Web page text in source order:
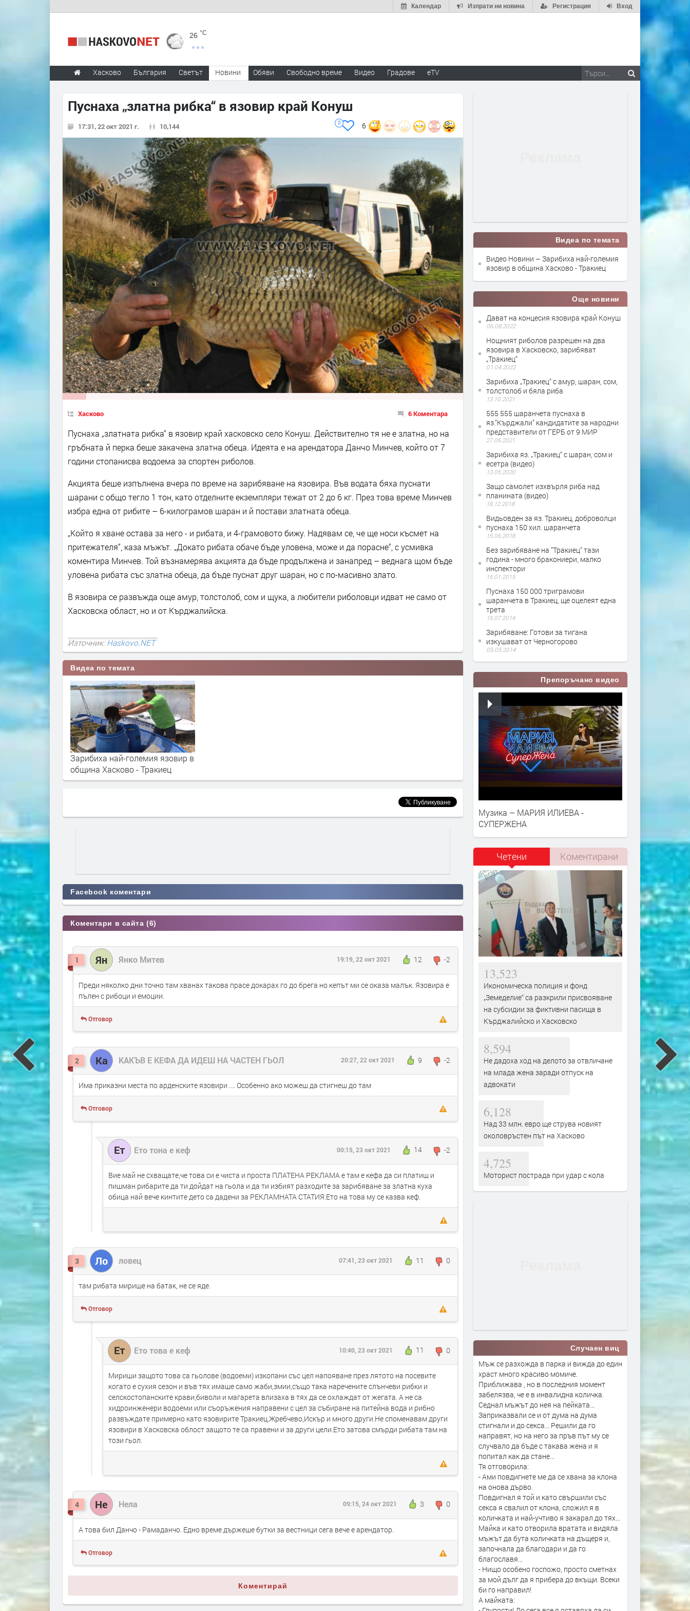
Вход
Регистрация
Изпрати ни новина
Календар
26 °C
Хасково България Светът Новини Обяви Свободно време Видео Градове eTV
Пуснаха „златна рибка“ в язовир край Конуш
17:31, 22 окт 2021 г. 10,144 6
0
Хасково 6 Коментара
Пуснаха „златната рибка“ в язовир край хасковско село Конуш. Действително тя не е златна, но на
гръбната й перка беше закачена златна обеца. Идеята е на арендатора Данчо Минчев, който от 7
години стопанисва водоема за спортен риболов.
Акцията беше изпълнена вчера по време на зарибяване на язовира. Във водата бяха пуснати
шарани с общо тегло 1 тон, като отделните екземпляри тежат от 2 до 6 кг. През това време Минчев
избра една от рибите – 6-килограмов шаран и й постави златната обеца.
„Който я хване остава за него - и рибата, и 4-грамовото бижу. Надявам се, че ще носи късмет на
притежателя“, каза мъжът. „Докато рибата обаче бъде уловена, може и да порасне“, с усмивка
коментира Минчев. Той възнамерява акцията да бъде продължена и занапред – веднага щом бъде
уловена рибата със златна обеца, да бъде пуснат друг шаран, но с по-масивно злато.
В язовира се развъжда още амур, толстолоб, сом и щука, а любители риболовци идват не само от
Хасковска област, но и от Кърджалийска.
Източник:Haskovo.NET
Видеа по темата
Зарибиха най-големия язовир в
община Хасково - Тракиец
Facebook коментари
Коментари в сайта (6)
1 Ян Янко Митев 12 -2
19:19, 22 окт 2021
Преди няколко дни точно там хванах такова прасе докарах го до брега но кепът ми се оказа малък. Язовира е
пълен с рибоци и емоции.
Отговор
2 Ка КАКЪВ Е КЕФА ДА ИДЕШ НА ЧАСТЕН ГЬОЛ 9 -2
20:27, 22 окт 2021
Има приказни места по арденските язовири .... Особенно ако можеш да стигнеш до там
Отговор
Ет Ето тона е кеф 14 -2
00:15, 23 окт 2021
Вие май не схващате,че това си е чиста и проста ПЛАТЕНА РЕКЛАМА е там е кефа да си платиш и
пишман рибарите да ти дойдат на гьола и да ти избият разходите за зарибяване за златна куха
обица най вече кинтите дето са дадени за РЕКЛАМНАТА СТАТИЯ.Ето на това му се казва кеф.
3 Ло ловец 11 0
07:41, 23 окт 2021
там рибата мирише на батак, не се яде.
Отговор
Ет Ето това е кеф 11 0
10:40, 23 окт 2021
Мириши защото това са гьолове (водоеми) изкопани със цел напояване през лятото на посевите
когато е сухия сезон и във тях имаше само жаби,змии,също така наречените слънчеви рибки и
селскостопанските крави,биволи и магарета влизаха в тях да се охлаждат от жегата. А не са
хидроинженери водоеми или съоръжения направени с цел за събиране на питейна вода и рибно
развъждате примерно като язовирите Тракиец,Жребчево,Искър и много други.Не споменавам други
язовири в Хасковска облост защото те са правени и за други цели.Ето затова смърди рибата там на
този гьол.
4 Не Нела 3 0
09:15, 24 окт 2021
А това бил Данчо - Рамаданчо. Едно време държеше бутки за вестници сега вече е арендатор.
Отговор
Коментирай
Видеа по темата
Видео Новини – Зарибиха най-големия
язовир в община Хасково - Тракиец
Още новини
Дават на концесия язовира край Конуш
06.08.2022
Нощният риболов разрешен на два
язовира в Хасковско, зарибяват
„Тракиец“
01.04.2022
Зарибиха „Тракиец“ с амур, шаран, сом,
толстолоб и бяла риба
13.10.2021
555 555 шаранчета пуснаха в
яз."Кърджали" кандидатите за народни
представители от ГЕРБ от 9 МИР
27.06.2021
Зарибиха яз. „Тракиец“ с шаран, сом и
есетра (видео)
13.05.2020
Защо самолет изхвърля риба над
планината (видео)
18.12.2018
Видьовден за яз. Тракиец, доброволци
пуснаха 150 хил. шаранчета
15.06.2018
Без зарибяване на "Тракиец" тази
година - много бракониери, малко
инспектори
15.01.2015
Пуснаха 150 000 триграмови
шаранчета в Тракиец, ще оцелеят една
трета
15.07.2014
Зарибяване: Готови за тигана
изкушават от Черногорово
05.05.2014
Препоръчано видео
Музика – МАРИЯ ИЛИЕВА -
СУПЕРЖЕНА
Четени Коментирани
13,523
Икономическа полиция и фонд
„Земеделие“ са разкрили присвояване
на субсидии за фиктивни пасища в
Кърджалийско и Хасковско
8,594
Не дадоха ход на делото за отвличане
на млада жена заради отпуск на
адвокати
6,128
Над 33 млн. евро ще струва новият
околовръстен път на Хасково
4,725
Моторист пострада при удар с кола
Случаен виц
Мъж се разхожда в парка и вижда до един
храст много красиво момиче.
Приближава , но в последния момент
забелязва, че е в инвалидна количка.
Седнал мъжът до нея на пейката...
Заприказвали се и от дума на дума
стигнали и до секса... Решили да го
направят, но на него за пръв път му се
случвало да бъде с такава жена и я
попитал как да стане...
Тя отговорила:
- Ами повдигнете ме да се хвана за клона
на онова дърво.
Повдигнал я той и като свършили със
секса я свалил от клона, сложил я в
количката и най-учтиво я закарал до тях...
Майка и като отворила вратата и видяла
мъжът да бута количката на дъщеря и,
започнала да благодари и да го
благославя...
- Нищо особено госпожо, просто сметнах
за мой дълг да я прибера до вкъщи. Всеки
би го направил!
А майката: